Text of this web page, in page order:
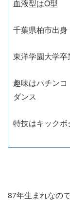
血液型はO型
千葉県柏市出身
東洋学園大学卒
趣味はパチン
ダンス
特技はキック
87年生まれなの